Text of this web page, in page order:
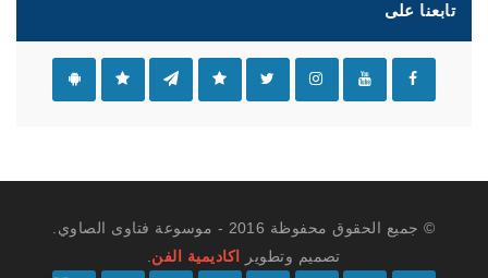
تابعنا على
© جميع الحقوق محفوظة 2016 - موسوعة فتاوى الصاوي.
تصميم وتطوير
اكاديمية الفن